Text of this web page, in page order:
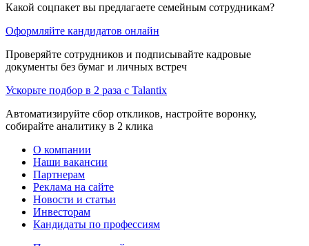
Какой соцпакет вы предлагаете семейным сотрудникам?
Оформляйте кандидатов онлайн
Проверяйте сотрудников и подписывайте кадровые
документы без бумаг и личных встреч
Ускорьте подбор в 2 раза с Talantix
Автоматизируйте сбор откликов, настройте воронку,
собирайте аналитику в 2 клика
О компании
Наши вакансии
Партнерам
Реклама на сайте
Новости и статьи
Инвесторам
Кандидаты по профессиям